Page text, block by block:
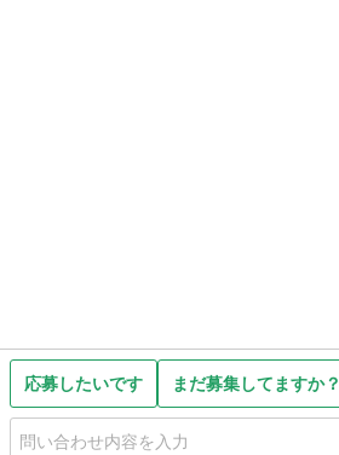
応募したいです まだ募集してますか？